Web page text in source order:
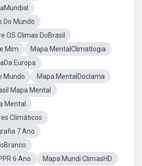
Do Mundo
OS Climas DoBrasil
Mim
Mapa MentalClimatlogia
Europa
Mundo
Mapa MentalDoclama
Mapa Mental
Mental
Climáticos
7 Ano
6 Ano
Mapa Mundi ClimasHD